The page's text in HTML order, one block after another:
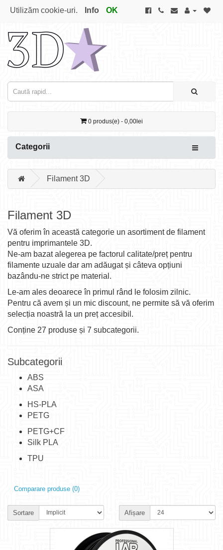
Utilizăm cookie-uri. Info OK
0 produs(e) - 0,00lei
Categorii
Filament 3D
Filament 3D
Vă oferim în această categorie un asortiment de filament
pentru imprimantele 3D.
Ne-am bazat alegerea pe factorul calitate/preț pentru
filamente uzuale dar am adăugat și câteva opțiuni
bazându-ne strict pe material.
Le-am ales deoarece în primul rând le folosim zilnic.
Pentru că avem și un mic discount, ne permite să vă oferim
selecția noastră la un preț accesibil.
Conține 27 produse și 7 subcategorii.
Subcategorii
ABS
ASA
HS-PLA
PETG
PETG+CF
Silk PLA
TPU
Comparare produse (0)
Sortare Afișare